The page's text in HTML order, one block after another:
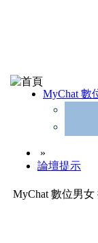
MyChat 數
»
論壇提示
MyChat 數位男女